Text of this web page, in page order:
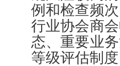
例和检查频
行业协会商
态、重要业
等级评估制